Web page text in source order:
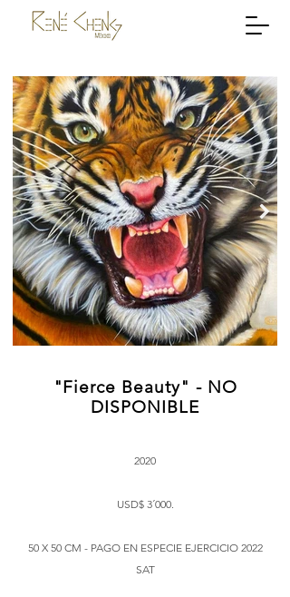
"Fierce Beauty" - NO
DISPONIBLE
2020
USD$ 3´000.
50 X 50 CM - PAGO EN ESPECIE EJERCICIO 2022
SAT